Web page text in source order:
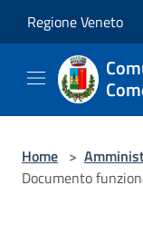
Regione Veneto
Home >
Documento